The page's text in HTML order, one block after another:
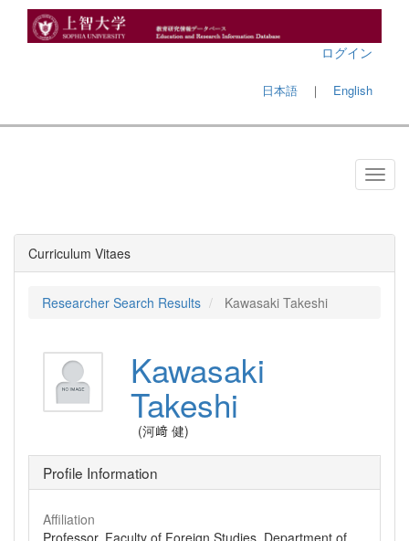
ログイン
日本語 ｜ English
Curriculum Vitaes
Researcher Search Results Kawasaki Takeshi
Kawasaki
Takeshi
(河﨑 健)
Profile Information
Affiliation
Professor, Faculty of Foreign Studies, Department of